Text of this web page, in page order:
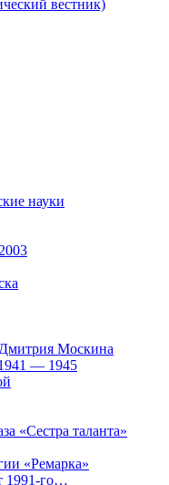
вестник)
науки
Дмитрия Москина
— 1945
«Сестра таланта»
«Ремарка»
1991-го…